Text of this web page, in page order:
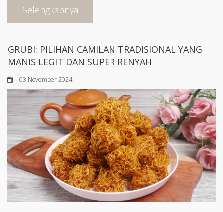
Selengkapnya
GRUBI: PILIHAN CAMILAN TRADISIONAL YANG
MANIS LEGIT DAN SUPER RENYAH
03 November 2024